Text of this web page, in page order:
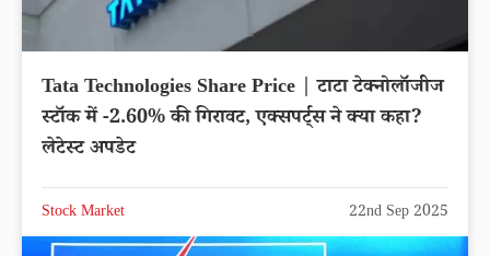
Tata Technologies Share Price | टाटा टेक्नोलॉजीज
स्टॉक में -2.60% की गिरावट, एक्सपर्ट्स ने क्या कहा?
लेटेस्ट अपडेट
Stock Market 22nd Sep 2025